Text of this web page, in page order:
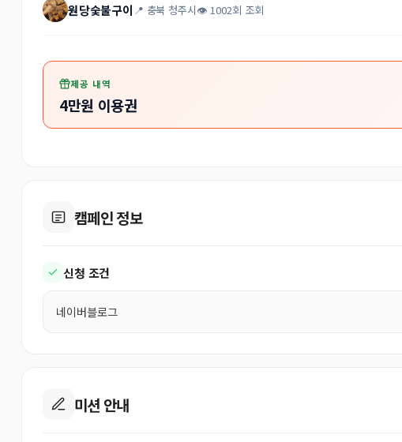
원당숯불구이 📍 충북 청주시👁 1002회 조회
제공 내역
4만원 이용권
캠페인 정보
신청 조건
네이버블로그
미션 안내